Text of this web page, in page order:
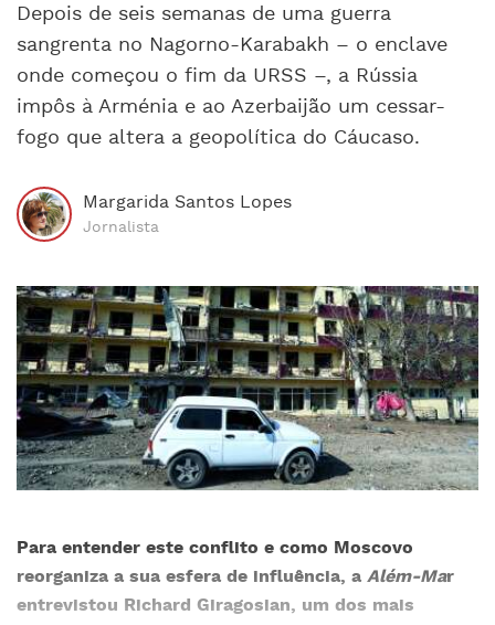
Depois de seis semanas de uma guerra
sangrenta no Nagorno-Karabakh – o enclave
onde começou o fim da URSS –, a Rússia
impôs à Arménia e ao Azerbaijão um cessar-
fogo que altera a geopolítica do Cáucaso.
Margarida Santos Lopes
Jornalista
Para entender este conflito e como Moscovo
reorganiza a sua esfera de influência, a Além-Mar
entrevistou Richard Giragosian, um dos mais